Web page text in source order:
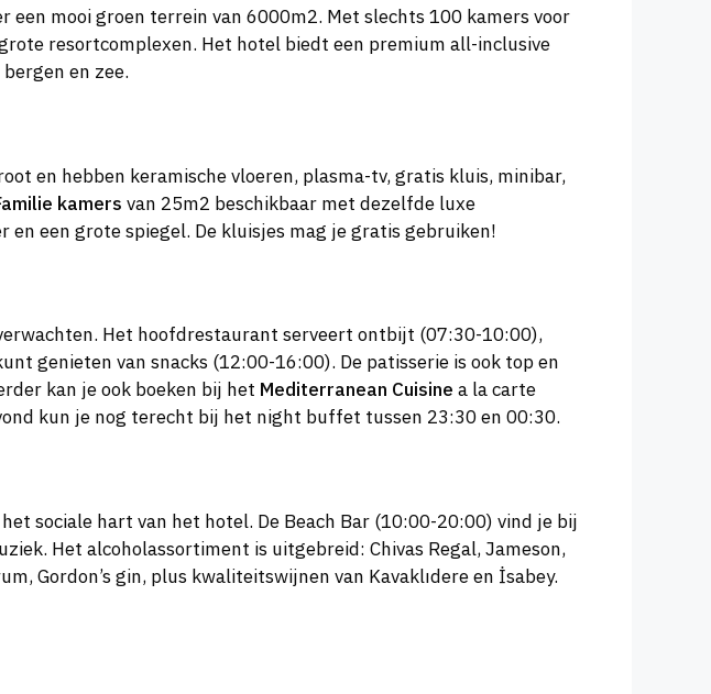
mooi groen terrein van 6000m2. Met slechts 100 kamers voor
resortcomplexen. Het hotel biedt een premium all-inclusive
en zee.
en hebben keramische vloeren, plasma-tv, gratis kluis, minibar,
kamers van 25m2 beschikbaar met dezelfde luxe
een grote spiegel. De kluisjes mag je gratis gebruiken!
Het hoofdrestaurant serveert ontbijt (07:30-10:00),
genieten van snacks (12:00-16:00). De patisserie is ook top en
kan je ook boeken bij het Mediterranean Cuisine a la carte
kun je nog terecht bij het night buffet tussen 23:30 en 00:30.
sociale hart van het hotel. De Beach Bar (10:00-20:00) vind je bij
Het alcoholassortiment is uitgebreid: Chivas Regal, Jameson,
Gordon’s gin, plus kwaliteitswijnen van Kavaklıdere en İsabey.